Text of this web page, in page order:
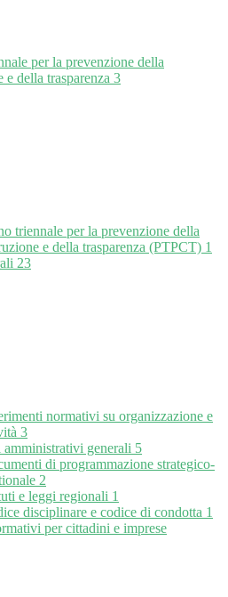
per la prevenzione della
e della trasparenza 3
triennale per la prevenzione della
e della trasparenza (PTPCT) 1
23
normativi su organizzazione e
3
generali 5
di programmazione strategico-
2
e leggi regionali 1
disciplinare e codice di condotta 1
per cittadini e imprese